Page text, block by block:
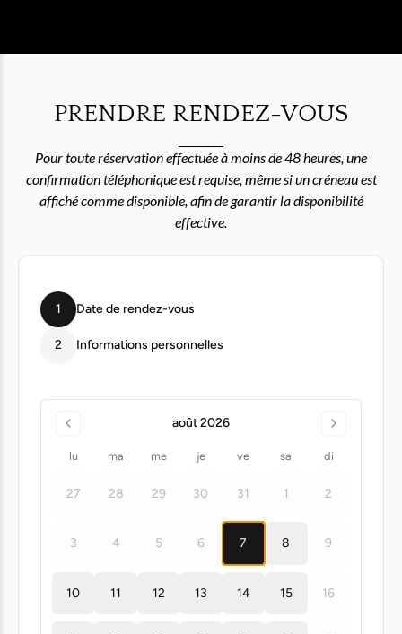
PRENDRE RENDEZ-VOUS
Pour toute réservation effectuée à moins de 48 heures, une
confirmation téléphonique est requise, même si un créneau est
affiché comme disponible, afin de garantir la disponibilité
effective.